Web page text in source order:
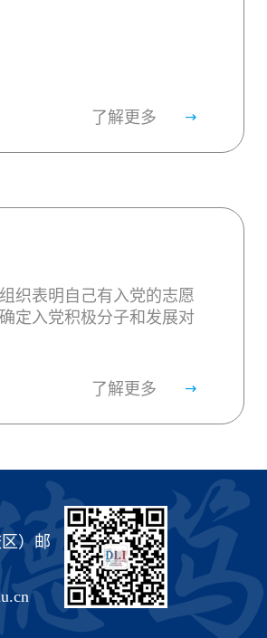
了解更多
织表明自己有入党的志愿
定入党积极分子和发展对
了解更多
）邮